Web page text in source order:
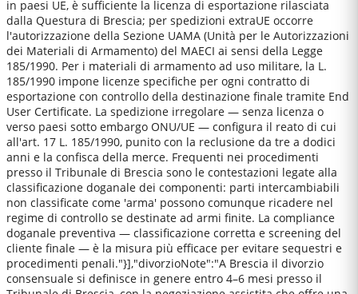
in paesi UE, è sufficiente la licenza di esportazione rilasciata
dalla Questura di Brescia; per spedizioni extraUE occorre
l'autorizzazione della Sezione UAMA (Unità per le Autorizzazioni
dei Materiali di Armamento) del MAECI ai sensi della Legge
185/1990. Per i materiali di armamento ad uso militare, la L.
185/1990 impone licenze specifiche per ogni contratto di
esportazione con controllo della destinazione finale tramite End
User Certificate. La spedizione irregolare — senza licenza o
verso paesi sotto embargo ONU/UE — configura il reato di cui
all'art. 17 L. 185/1990, punito con la reclusione da tre a dodici
anni e la confisca della merce. Frequenti nei procedimenti
presso il Tribunale di Brescia sono le contestazioni legate alla
classificazione doganale dei componenti: parti intercambiabili
non classificate come 'arma' possono comunque ricadere nel
regime di controllo se destinate ad armi finite. La compliance
doganale preventiva — classificazione corretta e screening del
cliente finale — è la misura più efficace per evitare sequestri e
procedimenti penali."}],"divorzioNote":"A Brescia il divorzio
consensuale si definisce in genere entro 4–6 mesi presso il